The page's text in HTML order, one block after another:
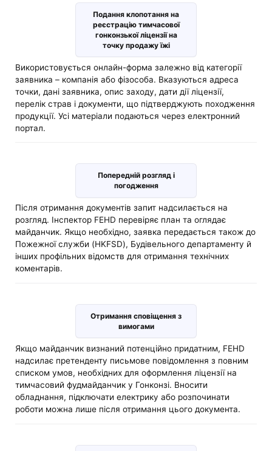
Подання клопотання на
реєстрацію тимчасової
гонконзької ліцензії на
точку продажу їжі
Використовується онлайн-форма залежно від категорії
заявника – компанія або фізособа. Вказуються адреса
точки, дані заявника, опис заходу, дати дії ліцензії,
перелік страв і документи, що підтверджують походження
продукції. Усі матеріали подаються через електронний
портал.
Попередній розгляд і
погодження
Після отримання документів запит надсилається на
розгляд. Інспектор FEHD перевіряє план та оглядає
майданчик. Якщо необхідно, заявка передається також до
Пожежної служби (HKFSD), Будівельного департаменту й
інших профільних відомств для отримання технічних
коментарів.
Отримання сповіщення з
вимогами
Якщо майданчик визнаний потенційно придатним, FEHD
надсилає претенденту письмове повідомлення з повним
списком умов, необхідних для оформлення ліцензії на
тимчасовий фудмайданчик у Гонконзі. Вносити
обладнання, підключати електрику або розпочинати
роботи можна лише після отримання цього документа.